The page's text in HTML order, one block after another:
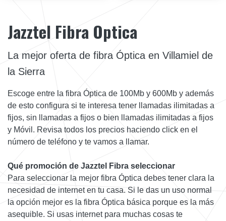
Jazztel Fibra Optica
La mejor oferta de fibra Óptica en Villamiel de
la Sierra
Escoge entre la fibra Óptica de 100Mb y 600Mb y además
de esto configura si te interesa tener llamadas ilimitadas a
fijos, sin llamadas a fijos o bien llamadas ilimitadas a fijos
y Móvil. Revisa todos los precios haciendo click en el
número de teléfono y te vamos a llamar.
Qué promoción de Jazztel Fibra seleccionar
Para seleccionar la mejor fibra Óptica debes tener clara la
necesidad de internet en tu casa. Si le das un uso normal
la opción mejor es la fibra Óptica básica porque es la más
asequible. Si usas internet para muchas cosas te